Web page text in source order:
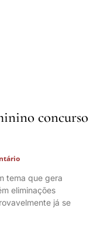
concurso
tema que gera
eliminações
já se